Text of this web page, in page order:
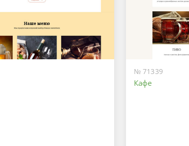
№ 71339
Кафе